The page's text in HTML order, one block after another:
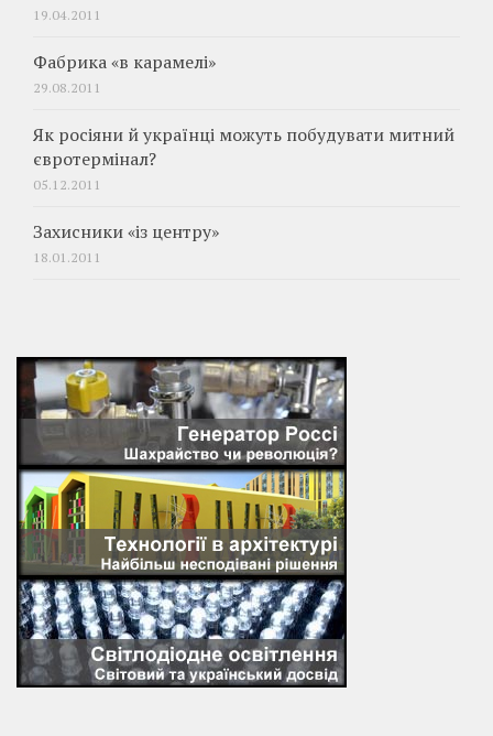
19.04.2011
Фабрика «в карамелі»
29.08.2011
Як росіяни й українці можуть побудувати митний
євротермінал?
05.12.2011
Захисники «із центру»
18.01.2011